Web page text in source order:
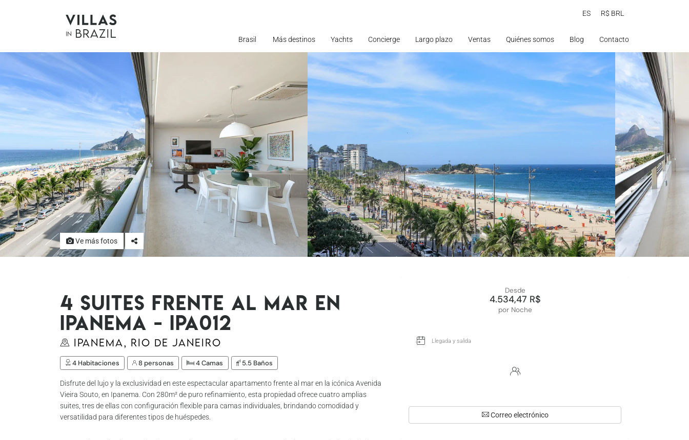
ES R$ BRL
Brasil Más destinos Yachts Concierge Largo plazo Ventas Quiénes somos Blog Contacto
Ve más fotos
4 Suites Frente al Mar en
Ipanema - Ipa012
Ipanema, Rio de Janeiro
4 Habitaciones 8 personas 4 Camas 5.5 Baños
Disfrute del lujo y la exclusividad en este espectacular apartamento frente al mar en la icónica Avenida
Vieira Souto, en Ipanema. Con 280m² de puro refinamiento, esta propiedad ofrece cuatro amplias
suites, tres de ellas con configuración flexible para camas individuales, brindando comodidad y
versatilidad para diferentes tipos de huéspedes.
Desde
4.534,47 R$
por Noche
Correo electrónico